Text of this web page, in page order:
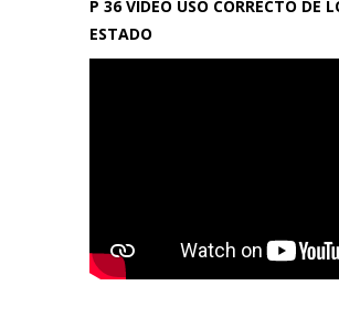
P 36 VIDEO USO CORRECTO DE
ESTADO